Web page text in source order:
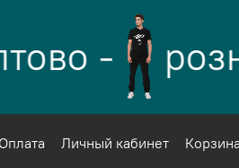
-
Оплата Личный кабинет Корзина